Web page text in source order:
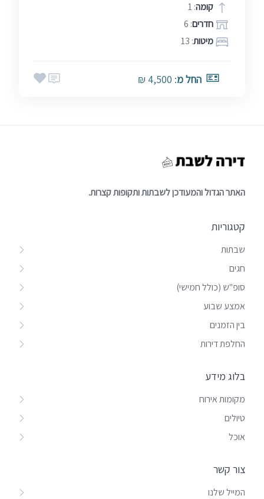
קומה: 1
חדרים: 6
מיטות: 13
החל מ: 4,500 ₪
האתר הגדול והמעודכן לשבתות ותקופות קצרות.
קטגוריות
שבתות
חגים
סופ"ש (כולל חמישי)
אמצע שבוע
בין הזמנים
החלפת דירות
בלוג מידע
מקומות אירוח
טיולים
אוכל
צור קשר
המייל שלנו